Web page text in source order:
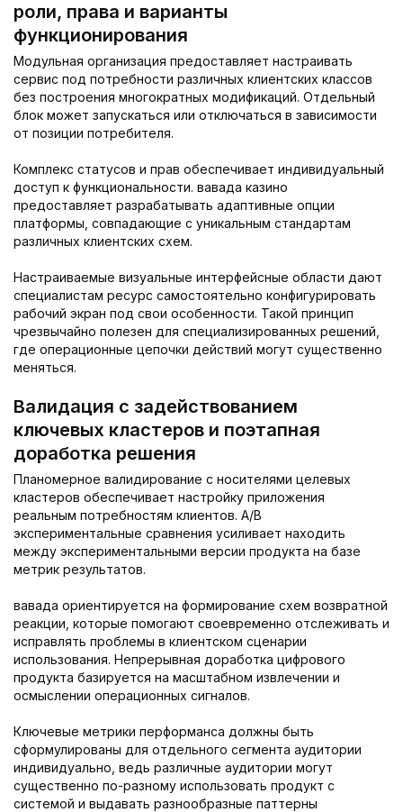
роли, права и варианты
функционирования
Модульная организация предоставляет настраивать
сервис под потребности различных клиентских классов
без построения многократных модификаций. Отдельный
блок может запускаться или отключаться в зависимости
от позиции потребителя.
Комплекс статусов и прав обеспечивает индивидуальный
доступ к функциональности. вавада казино
предоставляет разрабатывать адаптивные опции
платформы, совпадающие с уникальным стандартам
различных клиентских схем.
Настраиваемые визуальные интерфейсные области дают
специалистам ресурс самостоятельно конфигурировать
рабочий экран под свои особенности. Такой принцип
чрезвычайно полезен для специализированных решений,
где операционные цепочки действий могут существенно
меняться.
Валидация с задействованием
ключевых кластеров и поэтапная
доработка решения
Планомерное валидирование с носителями целевых
кластеров обеспечивает настройку приложения
реальным потребностям клиентов. A/B
экспериментальные сравнения усиливает находить
между экспериментальными версии продукта на базе
метрик результатов.
вавада ориентируется на формирование схем возвратной
реакции, которые помогают своевременно отслеживать и
исправлять проблемы в клиентском сценарии
использования. Непрерывная доработка цифрового
продукта базируется на масштабном извлечении и
осмыслении операционных сигналов.
Ключевые метрики перформанса должны быть
сформулированы для отдельного сегмента аудитории
индивидуально, ведь различные аудитории могут
существенно по-разному использовать продукт с
системой и выдавать разнообразные паттерны